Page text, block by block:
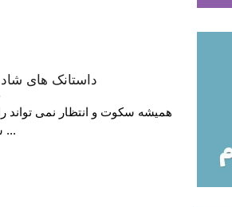
داستانک های شاد
همیشه سکوت و انتظار نمی تواند
شجاعت ...